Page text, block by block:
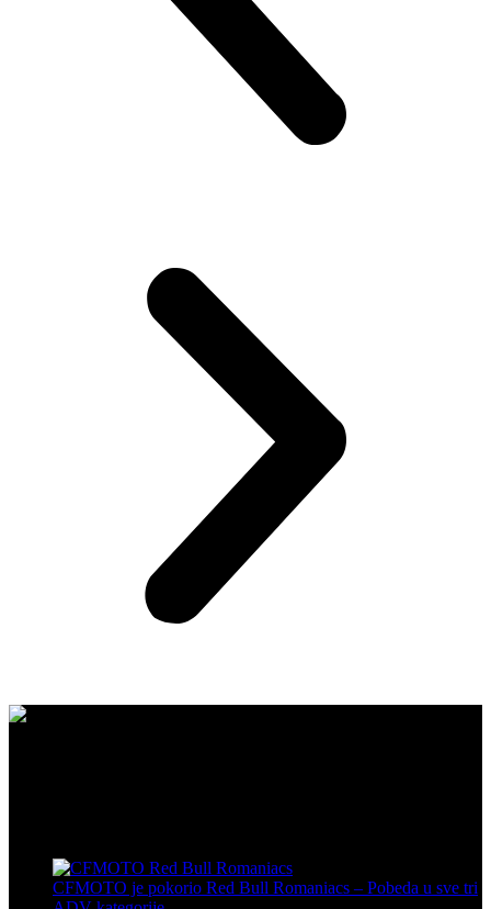
CFMOTO je pokorio Red Bull Romaniacs – Pobeda u sve tri